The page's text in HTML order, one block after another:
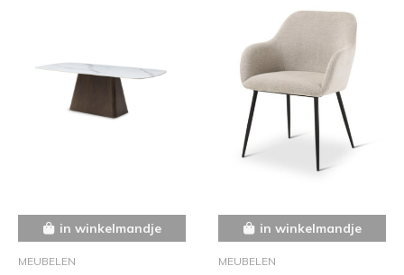
in winkelmandje
MEUBELEN
in winkelmandje
MEUBELEN